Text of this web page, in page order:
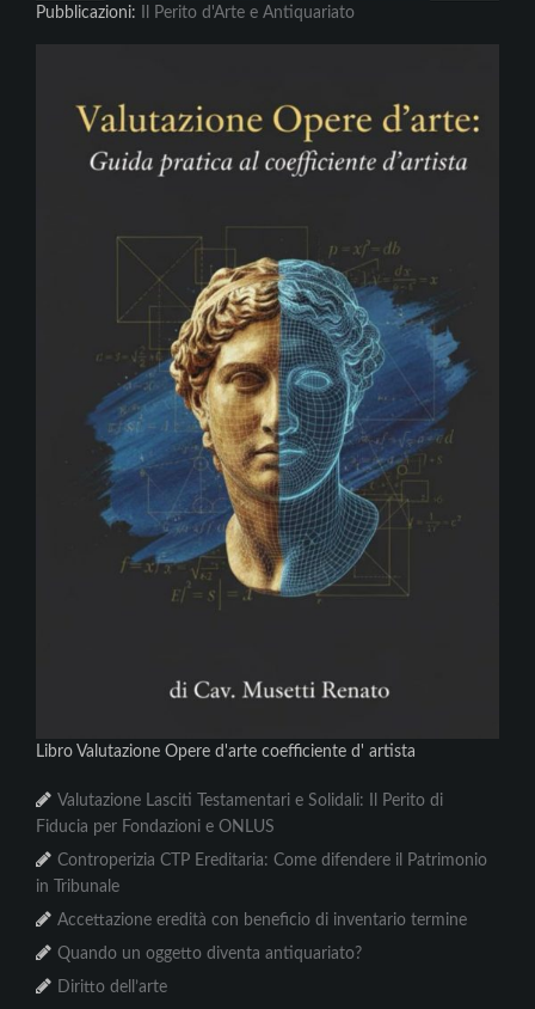
Pubblicazioni: Il Perito d'Arte e Antiquariato
Libro Valutazione Opere d'arte coefficiente d' artista
Valutazione Lasciti Testamentari e Solidali: Il Perito di
Fiducia per Fondazioni e ONLUS
Controperizia CTP Ereditaria: Come difendere il Patrimonio
in Tribunale
Accettazione eredità con beneficio di inventario termine
Quando un oggetto diventa antiquariato?
Diritto dell’arte